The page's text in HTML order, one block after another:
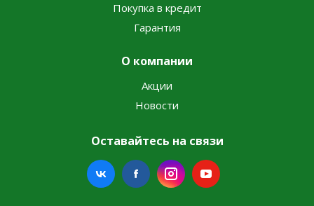
Покупка в кредит
Гарантия
О компании
Акции
Новости
Оставайтесь на связи